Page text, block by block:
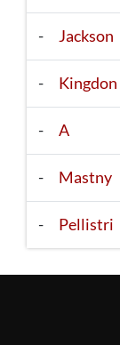
- Jackson
- Kingdon
- A
- Mastny
- Pellistri